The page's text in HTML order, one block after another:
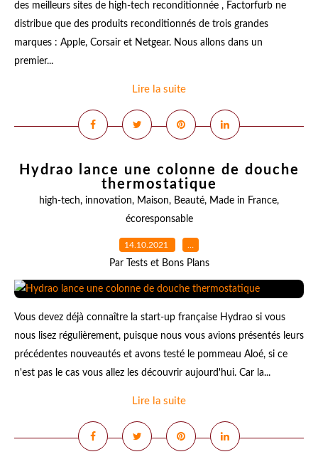
des meilleurs sites de high-tech reconditionnée , Factorfurb ne
distribue que des produits reconditionnés de trois grandes
marques : Apple, Corsair et Netgear. Nous allons dans un
premier...
Lire la suite
Hydrao lance une colonne de douche
thermostatique
high-tech, innovation, Maison, Beauté, Made in France,
écoresponsable
14.10.2021 …
Par Tests et Bons Plans
Vous devez déjà connaître la start-up française Hydrao si vous
nous lisez régulièrement, puisque nous vous avions présentés leurs
précédentes nouveautés et avons testé le pommeau Aloé, si ce
n'est pas le cas vous allez les découvrir aujourd'hui. Car la...
Lire la suite